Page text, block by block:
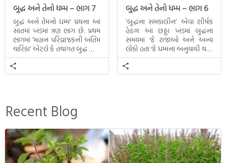
બુદ્ધ અને તેનો ધમ્મ – ભાગ 7
બુદ્ધ અને તેમનો ધમ્મ’ ગ્રંથના આ
સાતમાં ખંડમાં ત્રણ ભાગ છે. પ્રથમ
ભાગમાં ‘મહાન પરિવ્રાજકની અંતિમ
ચારિકા’ એટલે કે તથાગત બુદ્ધ સાથે
સતત પરિભ્રમણ કરતા સહચારીઓ
સાથે ફરી એકવારની
મુલાકાત, બીજા ભાગમાં તથાગતે
ઉત્તરાધિકારી તરીકે સ્થાપે છે તે
દૃશ્યો અંકિત થયાં છે. ટૂંકમાં બુદ્ધનાં
જીવનના અંતિમ દિવસોની યાત્રાનો
પરિપાક જોવા મળે […]
બુદ્ધ અને તેનો ધમ્મ – ભાગ 6
‘બુદ્ધના સમકાલીન’ એવા શીર્ષક
હેઠળ આ છઠ્ઠા ખંડમાં બુદ્ધના
સમયમાં જે રાજાઓ અને અન્ય
લોકો હતા જે ધમ્મના અનુયાયી થયા.
તેમનો અને બુદ્ધ વચ્ચે થયેલો
સત્સંગ વીશે જાણકારી મળે છે.
Recent Blog